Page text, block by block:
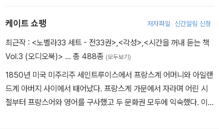
울증을 앓는다. 쇼팽은 이때부터 본격적인 글쓰기를 시작한다. 잡지
및 지역 신문에 단편소설이나 동화 등을 발표하다가, 첫 장편소설 『잘
못』(1890) 출간을 시작으로 첫 번째 단편집 『바이유 사람들』(189
4), 두 번째 단편집 『아카디의 밤』(1897), 『각성』(1899)에 이르기
까지 약 15년 동안 두 편의 장편소설과 100편이 넘는 단편소설을 썼
다. 특히 그의 대표작 『각성』은 당시 부도덕한 여성상을 그렸다는 이
유로 수많은 평론가의 혹평과 독자의 항의로 절판되었다가, 1960년
케이트 쇼팽 저자파일 신간알림 신청
최근작 : <노벨라33 세트 - 전33권> <각성> <시간을 꺼내 듣는 책
Vol.3 (오디오북)> … 총 488종 (모두보기)
1850년 미국 미주리주 세인트루이스에서 프랑스계 어머니와 아일랜
드계 아버지 사이에서 태어났다. 프랑스계 가문에서 자라며 어린 시
절부터 프랑스어와 영어를 구사했고 두 문화권 모두에 익숙했다. 이